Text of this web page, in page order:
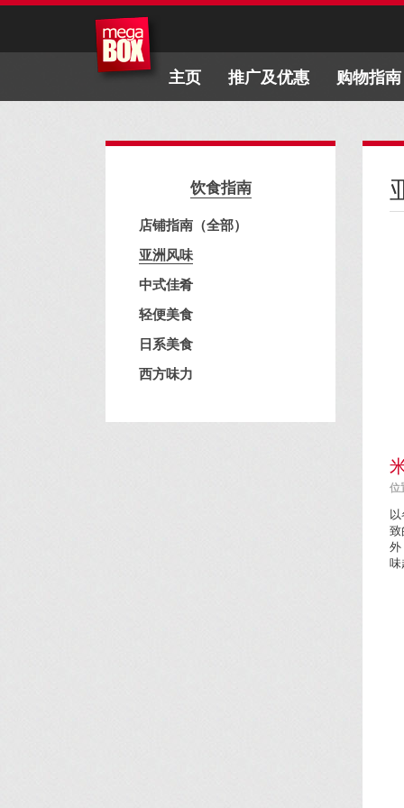
主页 推广及优惠 购物指南
饮食指南
店铺指南（全部）
亚洲风味
中式佳肴
轻便美食
日系美食
西方味力
位